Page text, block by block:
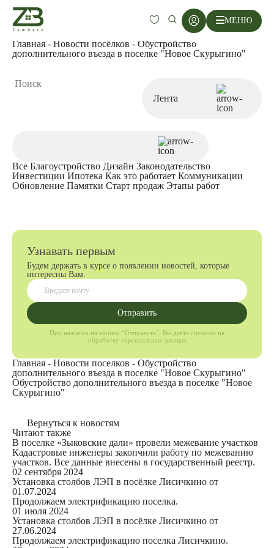
МЕНЮ
Главная - Новости посёлков - Обустройство
дополнительного въезда в поселке "Новое Скурыгино"
Все Благоустройство Дизайн Законодательство
Инвестиции Ипотека Как это работает Коммуникации
Обновление Памятки Старт продаж Этапы работ
Узнавать первым
Будем держать в курсе о появлении новостей, которые
интересны Вам.
Отправить
При нажатии на кнопку “Отправить”, Вы даёте согласие на
обработку персональных данных
Главная - Новости поселков - Обустройство
дополнительного въезда в поселке "Новое Скурыгино"
Обустройство дополнительного въезда в поселке "Новое
Скурыгино"
Вернуться к новостям
Читают также
В поселке «Зыковские дали» провели межевание участков
Кадастровые инженеры закончили работу по межеванию
участков. Все данные внесены в государственный реестр.
02 сентября 2024
Установка столбов ЛЭП в посёлке Лисичкино от
01.07.2024
Продолжаем электрификацию поселка.
01 июля 2024
Установка столбов ЛЭП в посёлке Лисичкино от
27.06.2024
Продолжаем электрификацию поселка Лисичкино.